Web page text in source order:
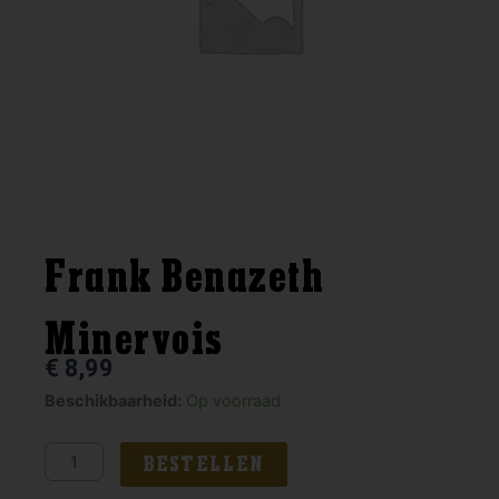
Frank Benazeth
Minervois
€ 8,99
Beschikbaarheid: Op voorraad
Frank
Minervois
BESTELLEN